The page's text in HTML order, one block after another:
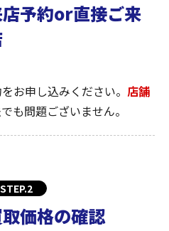
予約or直接ご来
お申し込みください。 店舗
も問題ございません。
STEP.2
価格の確認